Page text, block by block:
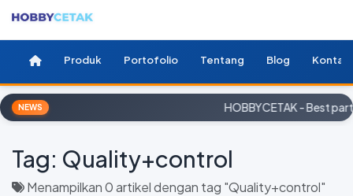
Produk Portofolio Tentang Blog Kontak
NEWS HOBBYCETAK - Best
Tag: Quality+control
Menampilkan 0 artikel dengan tag "Quality+control"